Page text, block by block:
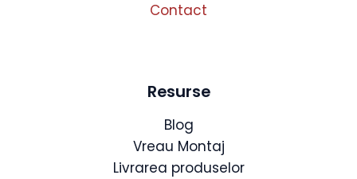
Contact
Resurse
Blog
Vreau Montaj
Livrarea produselor